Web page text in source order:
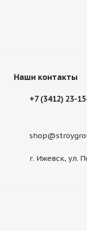
Наши контакты
+7 (3412) 23-
г. Ижевск, ул.